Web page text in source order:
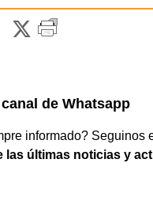
de Whatsapp
informado?
las últimas noticias y